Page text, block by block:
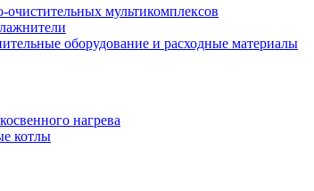
мультикомплексов
оборудование и расходные материалы
нагрева
котлы